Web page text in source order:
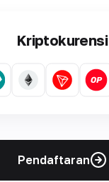
Kriptokurensi
Pendaftaran